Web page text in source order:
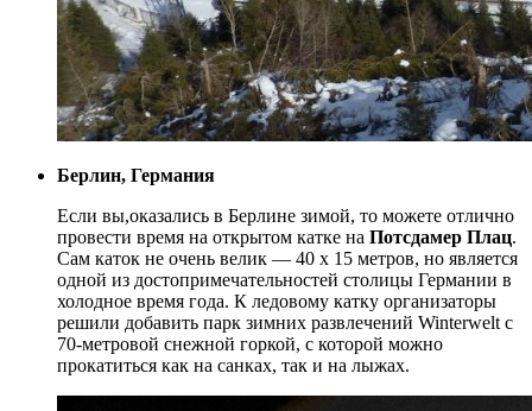
Берлин, Германия
Если вы,оказались в Берлине зимой, то можете отлично
провести время на открытом катке на Потсдамер Плац.
Сам каток не очень велик — 40 х 15 метров, но является
одной из достопримечательностей столицы Германии в
холодное время года. К ледовому катку организаторы
решили добавить парк зимних развлечений Winterwelt c
70-метровой снежной горкой, с которой можно
прокатиться как на санках, так и на лыжах.